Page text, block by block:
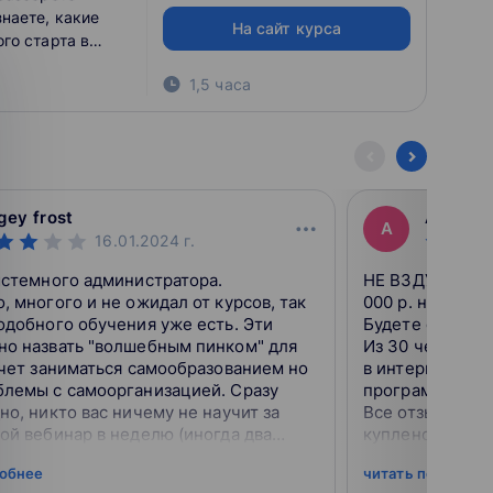
какие
старта в
На сайт курса
1,5 часа
frost
16.01.2024 г.
администратора.
многого и не ожидал от курсов, так
обучения уже есть. Эти
назвать "волшебным пинком" для
заниматься самообразованием но
с самоорганизацией. Сразу
никто вас ничему не научит за
вебинар в неделю (иногда два
п...
А
Андрей
НЕ ВЗДУМАЙТЕ!
000 р. не
Будете сильно
Из 30 человек
в интернете
программы, не
Все отзывы,
куплено у
читать